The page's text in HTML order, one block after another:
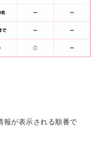
報が表示される順番で